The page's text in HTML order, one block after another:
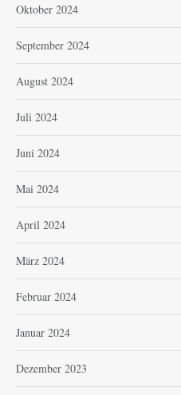
Oktober 2024
September 2024
August 2024
Juli 2024
Juni 2024
Mai 2024
April 2024
März 2024
Februar 2024
Januar 2024
Dezember 2023